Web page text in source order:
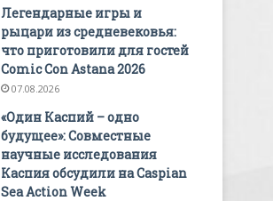
Легендарные игры и
рыцари из средневековья:
что приготовили для гостей
Comic Con Astana 2026
07.08.2026
«Один Каспий – одно
будущее»: Совместные
научные исследования
Каспия обсудили на Caspian
Sea Action Week